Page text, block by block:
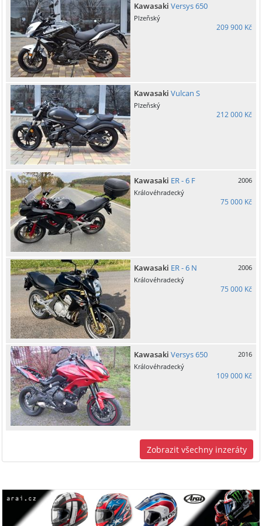
Kawasaki Versys 650
Plzeňský
209 900 Kč
Kawasaki Vulcan S
Plzeňský
212 000 Kč
Kawasaki ER - 6 F
2006
Královéhradecký
75 000 Kč
Kawasaki ER - 6 N
2006
Královéhradecký
75 000 Kč
Kawasaki Versys 650
2016
Královéhradecký
109 000 Kč
Zobrazit všechny inzeráty